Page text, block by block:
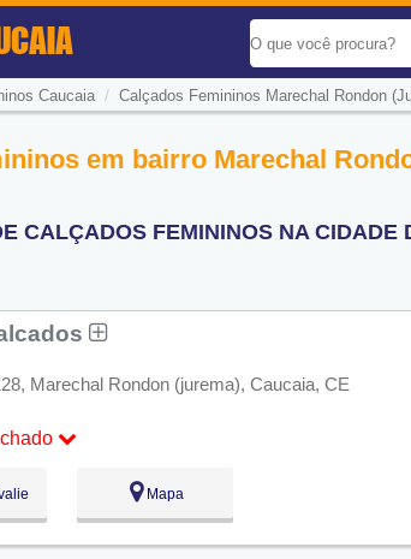
Caucaia/ Calçados Femininos Marechal Rondon
em bairro Marechal
CALÇADOS FEMININOS NA CIDADE
Marechal Rondon (jurema), Caucaia, CE
18:00
Mapa